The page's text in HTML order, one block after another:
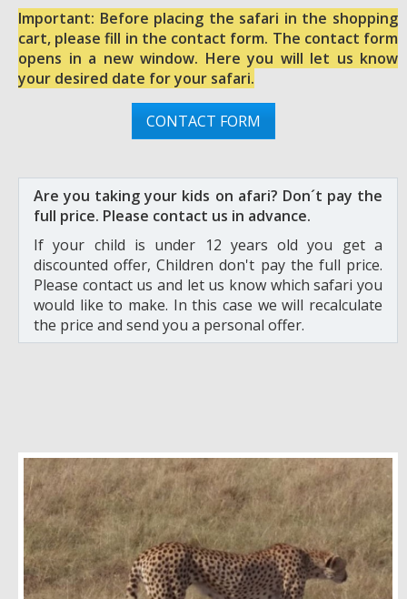
Important: Before placing the safari in the shopping
cart, please fill in the contact form. The contact form
opens in a new window. Here you will let us know
your desired date for your safari.
CONTACT FORM
Are you taking your kids on afari? Don´t pay the
full price. Please contact us in advance.
If your child is under 12 years old you get a
discounted offer, Children don't pay the full price.
Please contact us and let us know which safari you
would like to make. In this case we will recalculate
the price and send you a personal offer.